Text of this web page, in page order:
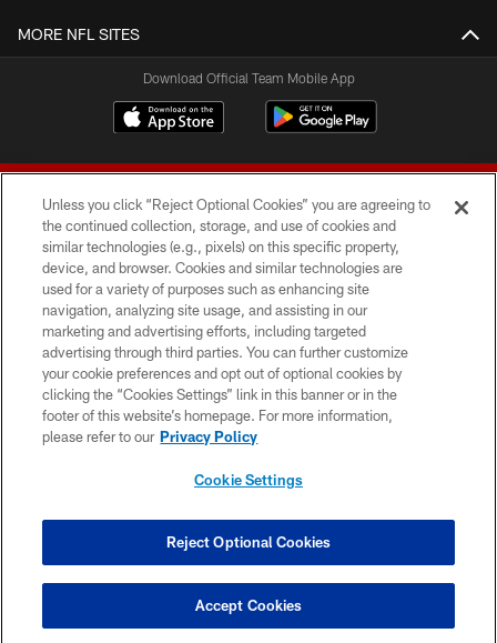
MORE NFL SITES
Download Official Team Mobile App
© 2026 Forty Niners Football Company LLC
TERMS AND CONDITIONS
PRIVACY POLICY
ACCESSIBILITY
CONTACT US
COOKIE SETTINGS
Unless you click “Reject Optional Cookies” you are agreeing to
the continued collection, storage, and use of cookies and
similar technologies (e.g., pixels) on this specific property,
device, and browser. Cookies and similar technologies are
used for a variety of purposes such as enhancing site
navigation, analyzing site usage, and assisting in our
marketing and advertising efforts, including targeted
advertising through third parties. You can further customize
your cookie preferences and opt out of optional cookies by
clicking the “Cookies Settings” link in this banner or in the
footer of this website’s homepage. For more information,
please refer to our Privacy Policy
Cookie Settings
Reject Optional Cookies
Accept Cookies